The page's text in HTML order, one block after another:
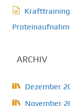
ARCHIV
Dezember
November